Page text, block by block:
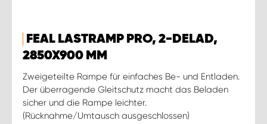
FEAL LASTRAMP PRO, 2-DELAD,
2850X900 MM
Zweigeteilte Rampe für einfaches Be- und Entladen.
Der überragende Gleitschutz macht das Beladen
sicher und die Rampe leichter.
(Rücknahme/Umtausch ausgeschlossen)